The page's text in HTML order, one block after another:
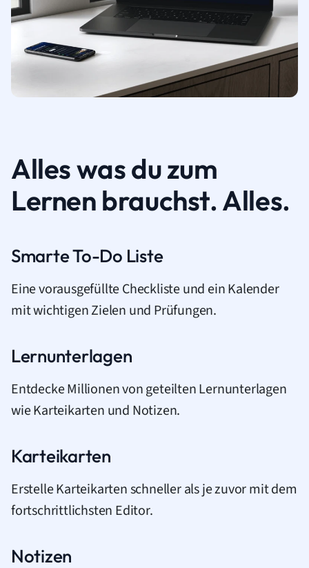
Alles was du zum
Lernen brauchst. Alles.
Smarte To-Do Liste
Eine vorausgefüllte Checkliste und ein Kalender
mit wichtigen Zielen und Prüfungen.
Lernunterlagen
Entdecke Millionen von geteilten Lernunterlagen
wie Karteikarten und Notizen.
Karteikarten
Erstelle Karteikarten schneller als je zuvor mit dem
fortschrittlichsten Editor.
Notizen